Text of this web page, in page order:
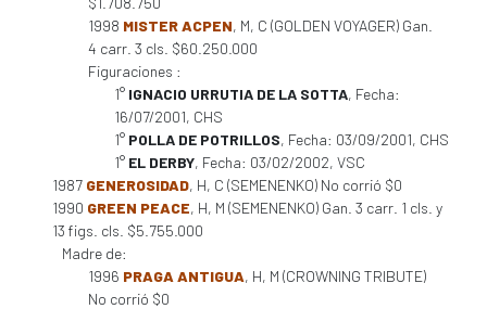
1998 MISTER ACPEN, M, C (GOLDEN VOYAGER) Gan.
4 carr. 3 cls. $60.250.000
Figuraciones :
1° IGNACIO URRUTIA DE LA SOTTA, Fecha:
16/07/2001, CHS
1° POLLA DE POTRILLOS, Fecha: 03/09/2001, CHS
1° EL DERBY, Fecha: 03/02/2002, VSC
1987 GENEROSIDAD, H, C (SEMENENKO) No corrió $0
1990 GREEN PEACE, H, M (SEMENENKO) Gan. 3 carr. 1 cls. y
13 figs. cls. $5.755.000
Madre de:
1996 PRAGA ANTIGUA, H, M (CROWNING TRIBUTE)
No corrió $0